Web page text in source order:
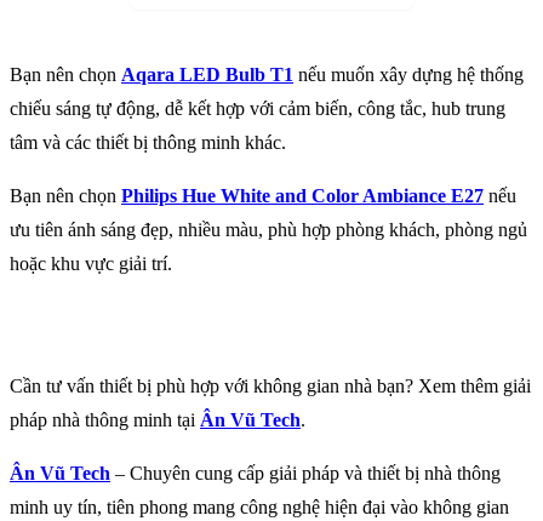
Bạn nên chọn Aqara LED Bulb T1 nếu muốn xây dựng hệ thống
chiếu sáng tự động, dễ kết hợp với cảm biến, công tắc, hub trung
tâm và các thiết bị thông minh khác.
Bạn nên chọn Philips Hue White and Color Ambiance E27 nếu
ưu tiên ánh sáng đẹp, nhiều màu, phù hợp phòng khách, phòng ngủ
hoặc khu vực giải trí.
Cần tư vấn thiết bị phù hợp với không gian nhà bạn? Xem thêm giải
pháp nhà thông minh tại Ân Vũ Tech.
Ân Vũ Tech – Chuyên cung cấp giải pháp và thiết bị nhà thông
minh uy tín, tiên phong mang công nghệ hiện đại vào không gian